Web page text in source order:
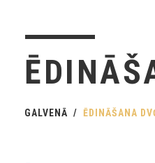
GALVENĀ ĒDINĀŠANA